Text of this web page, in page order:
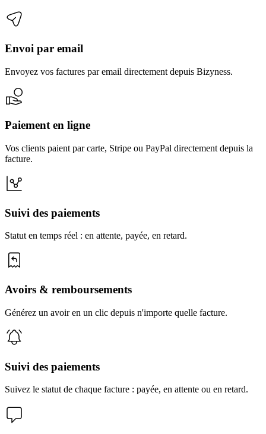
Envoi par email
Envoyez vos factures par email directement depuis Bizyness.
Paiement en ligne
Vos clients paient par carte, Stripe ou PayPal directement depuis la
facture.
Suivi des paiements
Statut en temps réel : en attente, payée, en retard.
Avoirs & remboursements
Générez un avoir en un clic depuis n'importe quelle facture.
Suivi des paiements
Suivez le statut de chaque facture : payée, en attente ou en retard.